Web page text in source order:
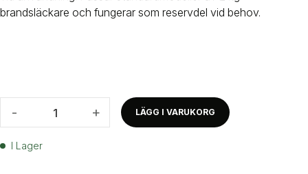
brandsläckare och fungerar som reservdel vid behov.
- + LÄGG I VARUKORG
I Lager